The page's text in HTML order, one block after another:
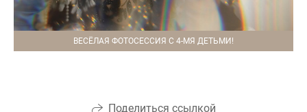
ВЕСЁЛАЯ ФОТОСЕССИЯ С 4-МЯ ДЕТЬМИ!
Поделиться ссылкой